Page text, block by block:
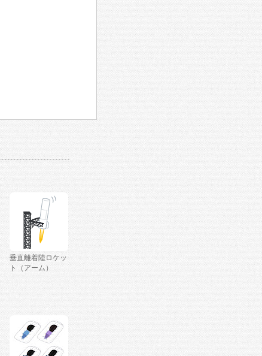
垂直離着陸ロケッ
ト（アーム）